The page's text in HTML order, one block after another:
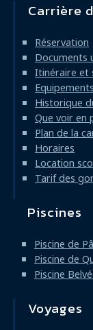
Carrière
Réservation
Documents
Itinéraire et
Historique
Que voir en
Plan de la
Horaires
Location
Tarif des
Piscines
Piscine de
Piscine de
Piscine
Voyages